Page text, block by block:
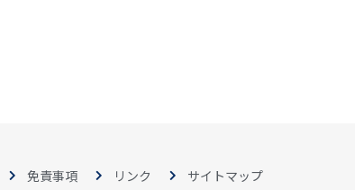
免責事項 リンク サイトマップ